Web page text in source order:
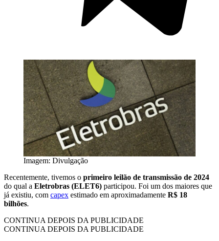
Imagem: Divulgação
Recentemente, tivemos o primeiro leilão de transmissão de 2024
do qual a Eletrobras (ELET6) participou. Foi um dos maiores que
já existiu, com capex estimado em aproximadamente R$ 18
bilhões.
CONTINUA DEPOIS DA PUBLICIDADE
CONTINUA DEPOIS DA PUBLICIDADE